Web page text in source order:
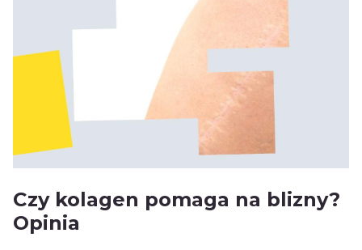
Czy kolagen pomaga na blizny?
Opinia